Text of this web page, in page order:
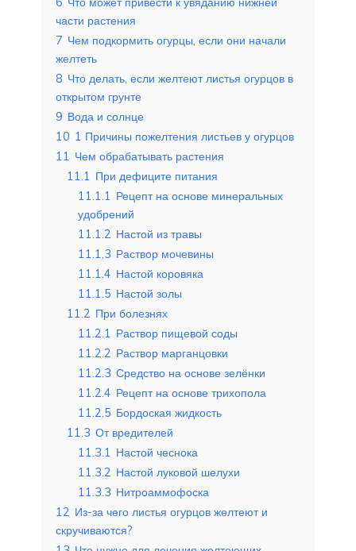
части растения
7 Чем подкормить огурцы, если они начали
желтеть
8 Что делать, если желтеют листья огурцов в
открытом грунте
9 Вода и солнце
10 1 Причины пожелтения листьев у огурцов
11 Чем обрабатывать растения
11.1 При дефиците питания
11.1.1 Рецепт на основе минеральных
удобрений
11.1.2 Настой из травы
11.1.3 Раствор мочевины
11.1.4 Настой коровяка
11.1.5 Настой золы
11.2 При болезнях
11.2.1 Раствор пищевой соды
11.2.2 Раствор марганцовки
11.2.3 Средство на основе зелёнки
11.2.4 Рецепт на основе трихопола
11.2.5 Бордоская жидкость
11.3 От вредителей
11.3.1 Настой чеснока
11.3.2 Настой луковой шелухи
11.3.3 Нитроаммофоска
12 Из-за чего листья огурцов желтеют и
скручиваются?